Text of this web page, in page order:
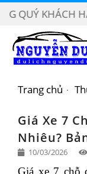
HÀNG
BẢNG GIÁ
Trang chủ
Giá Xe 7
Nhiêu?
10/03/2026
Giá xe 7 chỗ